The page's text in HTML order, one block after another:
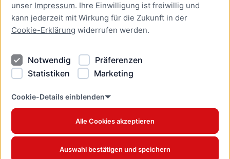
unser Impressum. Ihre Einwilligung ist freiwillig und
kann jederzeit mit Wirkung für die Zukunft in der
Cookie-Erklärung widerrufen werden.
Notwendig
Präferenzen
Statistiken
Marketing
Cookie-Details einblenden
Alle Cookies akzeptieren
Auswahl bestätigen und speichern
Kontakt
Kontakt
Datenschutzhinweise
Barrierefreiheit
Cookie Erklärung
www.luebeck.de